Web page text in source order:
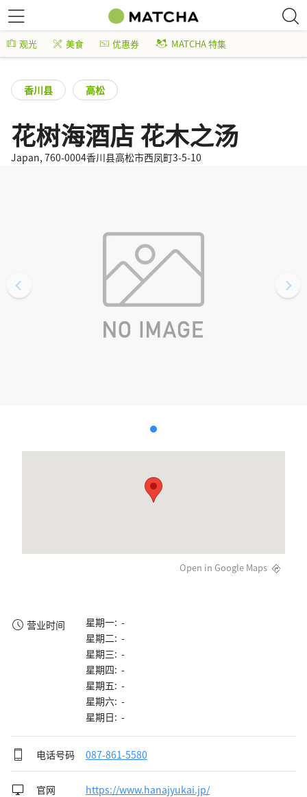
观光 美食 优惠券 MATCHA 特集
香川县 高松
花树海酒店 花木之汤
Japan, 760-0004香川县高松市西凤町3-5-10
Open in Google Maps
营业时间
星期一: -
星期二: -
星期三: -
星期四: -
星期五: -
星期六: -
星期日: -
电话号码 087-861-5580
官网 https://www.hanajyukai.jp/